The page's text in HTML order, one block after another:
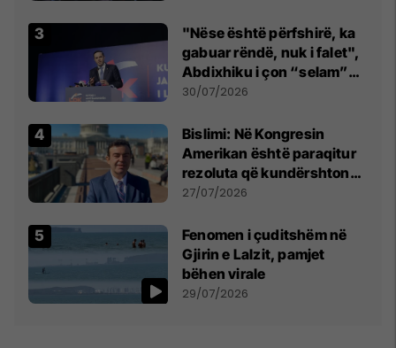
"Nëse është përfshirë, ka
gabuar rëndë, nuk i falet",
Abdixhiku i çon “selam”
Përparim Ramës
30/07/2026
Bislimi: Në Kongresin
Amerikan është paraqitur
rezoluta që kundërshton
mbajtjen e Asamblesë
në Beograd
27/07/2026
Fenomen i çuditshëm në
Gjirin e Lalzit, pamjet
bëhen virale
29/07/2026